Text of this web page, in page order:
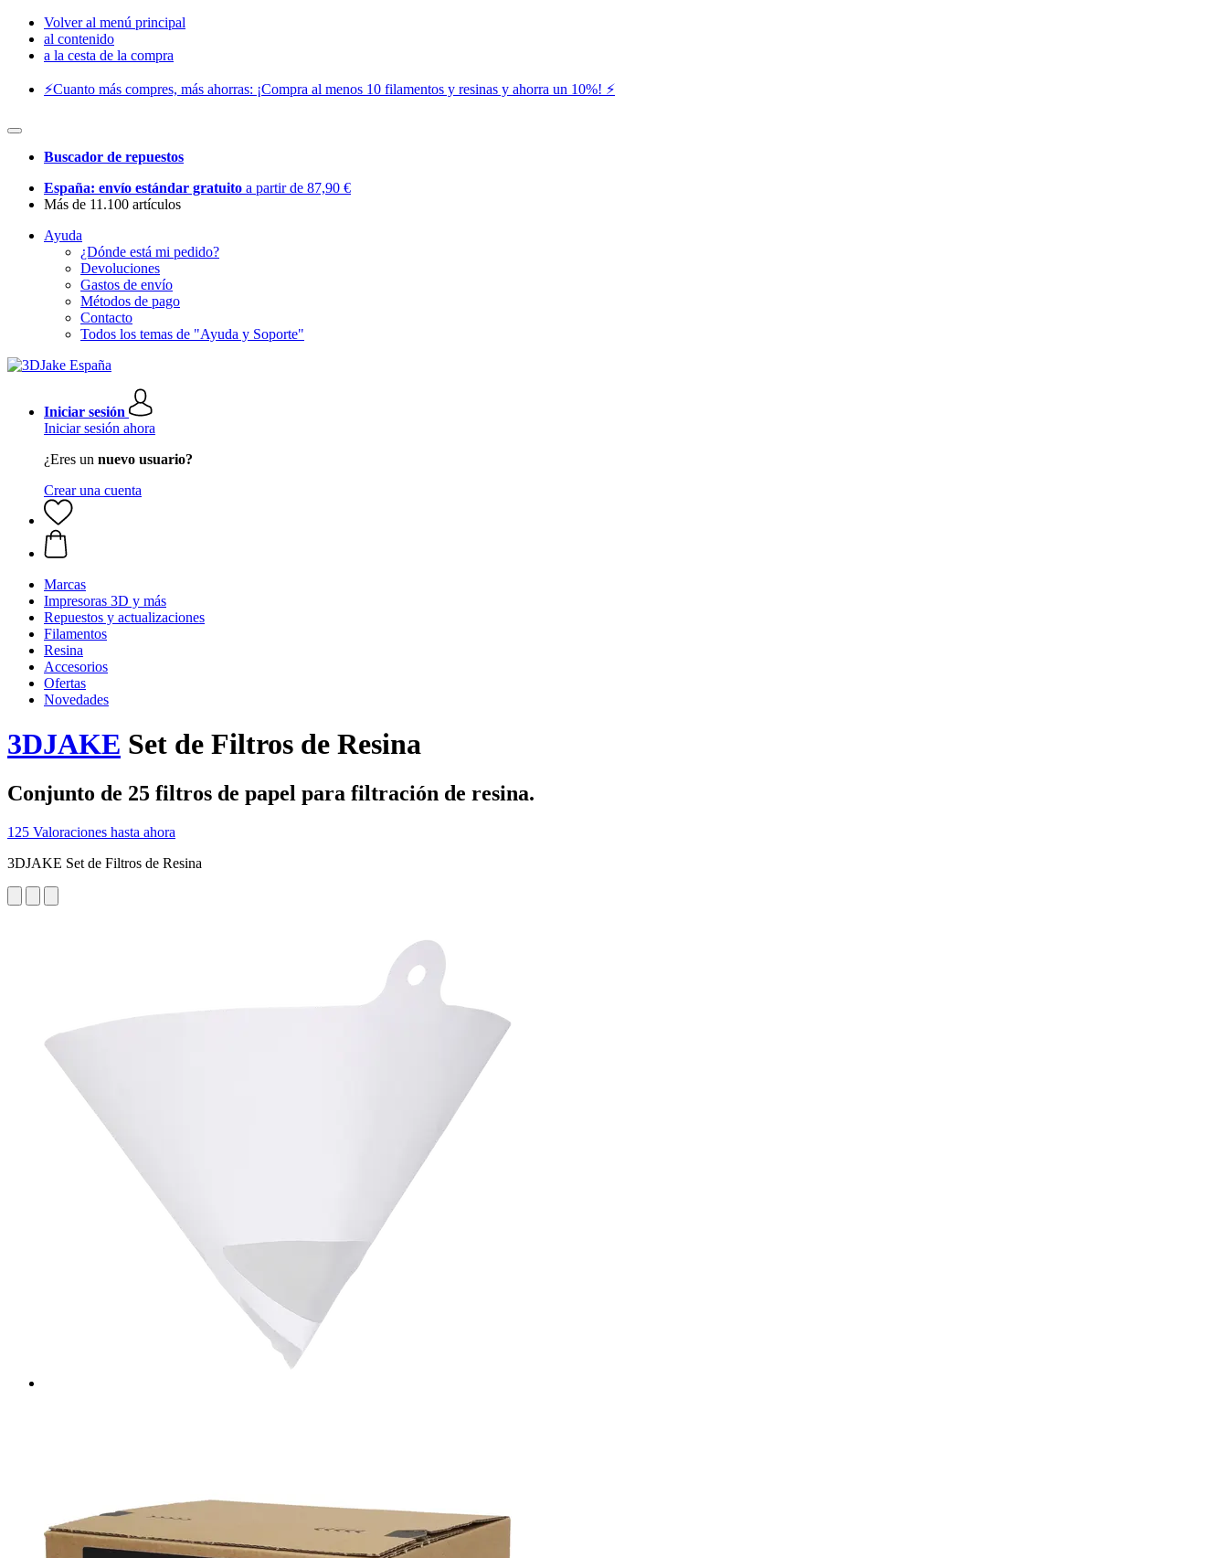
Volver al menú principal
al contenido
a la cesta de la compra
⚡️Cuanto más compres, más ahorras: ¡Compra al menos 10 filamentos y resinas y ahorra un 10%! ⚡️
Buscador de repuestos
España: envío estándar gratuito a partir de 87,90 €
Más de 11.100 artículos
Ayuda
¿Dónde está mi pedido?
Devoluciones
Gastos de envío
Métodos de pago
Contacto
Todos los temas de "Ayuda y Soporte"
Iniciar sesión
Iniciar sesión ahora
¿Eres un nuevo usuario?
Crear una cuenta
Marcas
Impresoras 3D y más
Repuestos y actualizaciones
Filamentos
Resina
Accesorios
Ofertas
Novedades
3DJAKE Set de Filtros de Resina
Conjunto de 25 filtros de papel para filtración de resina.
125 Valoraciones hasta ahora
3DJAKE Set de Filtros de Resina